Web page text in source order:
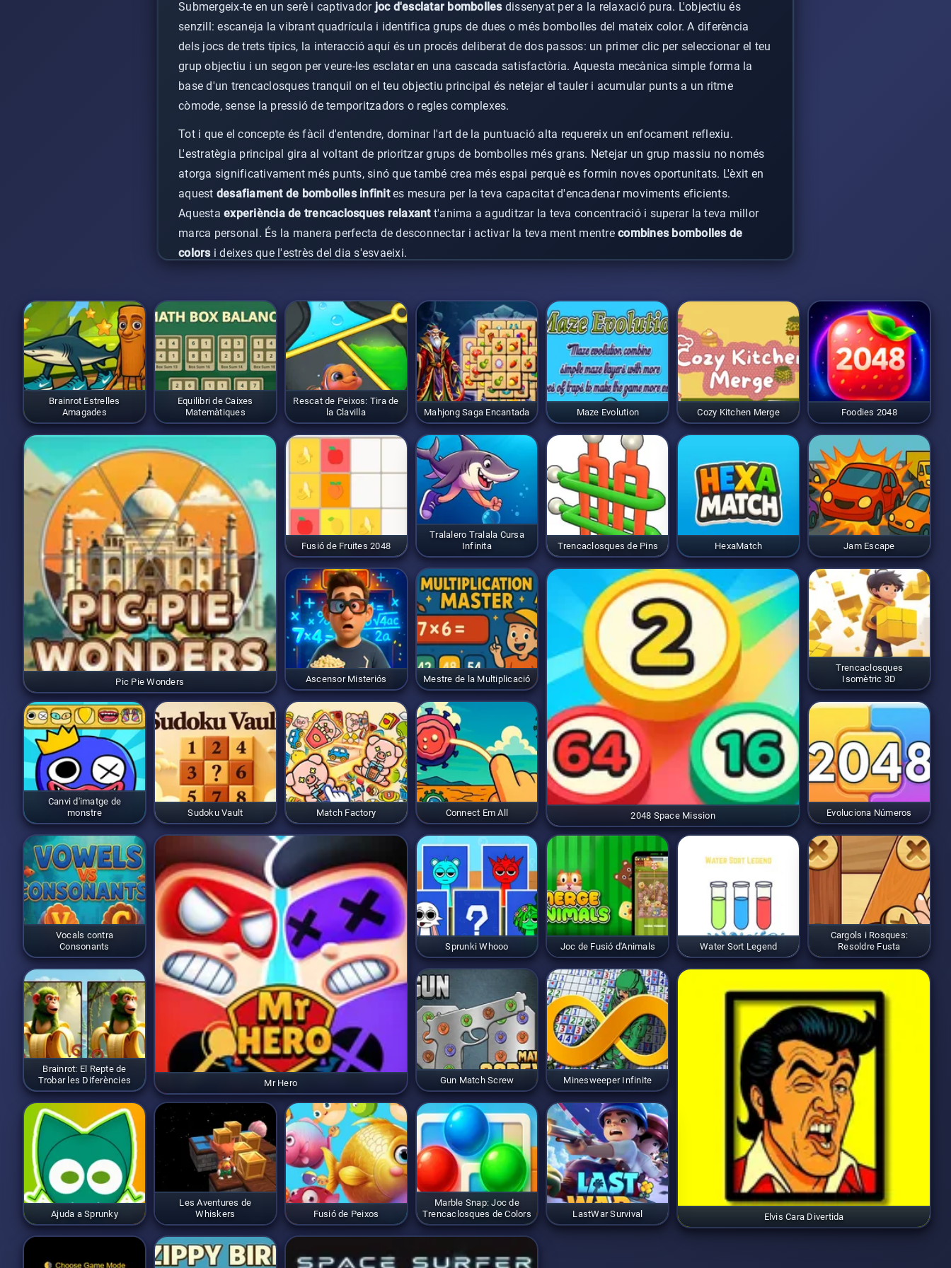
Submergeix-te en un serè i captivador joc d'esclatar bombollesdissenyat per a la relaxació pura. L'objectiu és
senzill: escaneja la vibrant quadrícula i identifica grups de dues o més bombolles del mateix color. A diferència
dels jocs de trets típics, la interacció aquí és un procés deliberat de dos passos: un primer clic per seleccionar el teu
grup objectiu i un segon per veure-les esclatar en una cascada satisfactòria. Aquesta mecànica simple forma la
base d'un trencaclosques tranquil on el teu objectiu principal és netejar el tauler i acumular punts a un ritme
còmode, sense la pressió de temporitzadors o regles complexes.
Tot i que el concepte és fàcil d'entendre, dominar l'art de la puntuació alta requereix un enfocament reflexiu.
L'estratègia principal gira al voltant de prioritzar grups de bombolles més grans. Netejar un grup massiu no només
atorga significativament més punts, sinó que també crea més espai perquè es formin noves oportunitats. L'èxit en
aquest desafiament de bombolles infinites mesura per la teva capacitat d'encadenar moviments eficients.
Aquesta experiència de trencaclosques relaxantt'anima a aguditzar la teva concentració i superar la teva millor
marca personal. És la manera perfecta de desconnectar i activar la teva ment mentre combines bombolles de
colorsi deixes que l'estrès del dia s'esvaeixi.
Brainrot Estrelles
Amagades
Equilibri de Caixes
Matemàtiques
Rescat de Peixos: Tira de
la Clavilla
Mahjong Saga Encantada Maze Evolution Cozy Kitchen Merge Foodies 2048
Pic Pie Wonders
Fusió de Fruites 2048
Tralalero Tralala Cursa
Infinita
Trencaclosques de Pins HexaMatch Jam Escape
Ascensor Misteriós Mestre de la Multiplicació
2048 Space Mission
Trencaclosques
Isomètric 3D
Canvi d'imatge de
monstre
Sudoku Vault Match Factory Connect Em All Evoluciona Números
Vocals contra
Consonants
Mr Hero
Sprunki Whooo Joc de Fusió d'Animals Water Sort Legend
Cargols i Rosques:
Resoldre Fusta
Brainrot: El Repte de
Trobar les Diferències
Gun Match Screw Minesweeper Infinite
Elvis Cara Divertida
Ajuda a Sprunky
Les Aventures de
Whiskers
Fusió de Peixos
Marble Snap: Joc de
Trencaclosques de Colors
LastWar Survival